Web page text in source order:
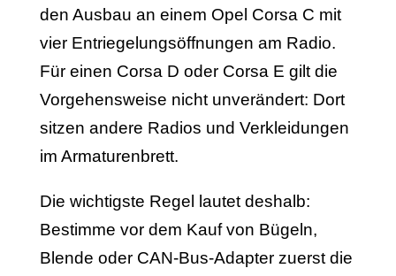
den Ausbau an einem Opel Corsa C mit
vier Entriegelungsöffnungen am Radio.
Für einen Corsa D oder Corsa E gilt die
Vorgehensweise nicht unverändert: Dort
sitzen andere Radios und Verkleidungen
im Armaturenbrett.
Die wichtigste Regel lautet deshalb:
Bestimme vor dem Kauf von Bügeln,
Blende oder CAN-Bus-Adapter zuerst die